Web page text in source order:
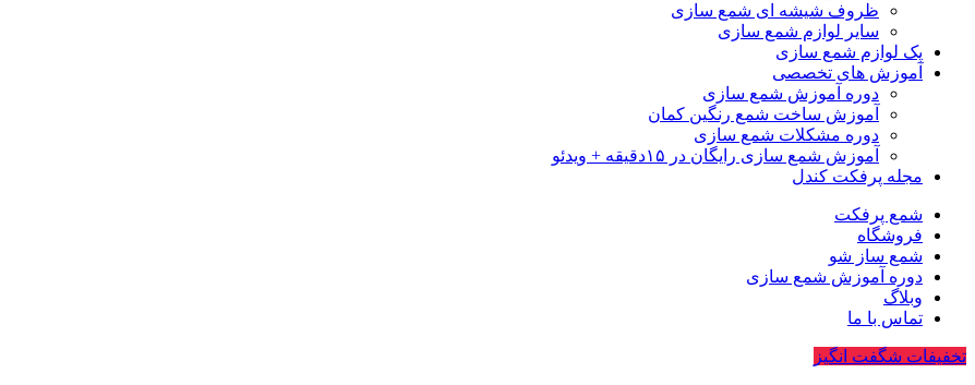
ظروف شیشه ای شمع سازی
سایر لوازم شمع سازی
پک لوازم شمع سازی
آموزش های تخصصی
دوره آموزش شمع سازی
آموزش ساخت شمع رنگین کمان
دوره مشکلات شمع سازی
آموزش شمع سازی رایگان در ۱۵دقیقه + ویدئو
مجله پرفکت کندل
شمع پرفکت
فروشگاه
شمع ساز شو
دوره آموزش شمع سازی
وبلاگ
تماس با ما
تخفیفات شگفت انگیز